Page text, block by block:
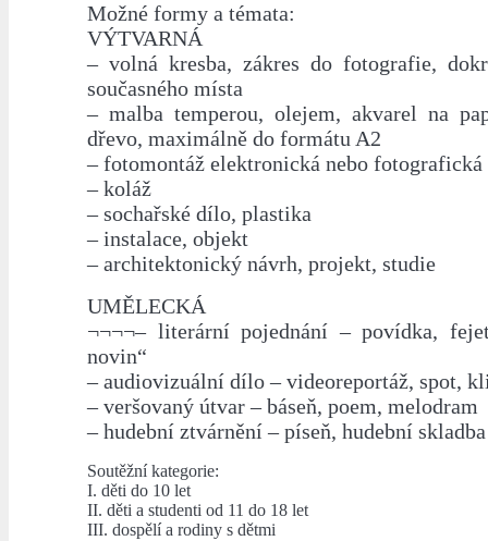
Možné formy a témata:
VÝTVARNÁ
– volná kresba, zákres do fotografie,
současného místa
– malba temperou, olejem, akvarel na
dřevo, maximálně do formátu A2
– fotomontáž elektronická nebo fotografická
– koláž
– sochařské dílo, plastika
– instalace, objekt
– architektonický návrh, projekt, studie
UMĚLECKÁ
¬¬¬¬– literární pojednání – povídka,
novin“
– audiovizuální dílo – videoreportáž, spot,
– veršovaný útvar – báseň, poem, melodram
– hudební ztvárnění – píseň, hudební skladba
Soutěžní kategorie:
I. děti do 10 let
II. děti a studenti od 11 do 18 let
III. dospělí a rodiny s dětmi